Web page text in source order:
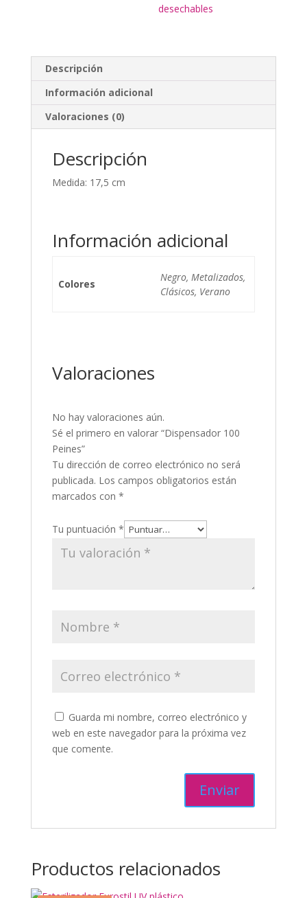
desechables
Descripción
Información adicional
Valoraciones (0)
Descripción
Medida: 17,5 cm
Información adicional
Colores
Negro, Metalizados,
Clásicos, Verano
Valoraciones
No hay valoraciones aún.
Sé el primero en valorar “Dispensador 100
Peines”
Tu dirección de correo electrónico no será
publicada. Los campos obligatorios están
marcados con *
Tu puntuación *
Guarda mi nombre, correo electrónico y
web en este navegador para la próxima vez
que comente.
Productos relacionados